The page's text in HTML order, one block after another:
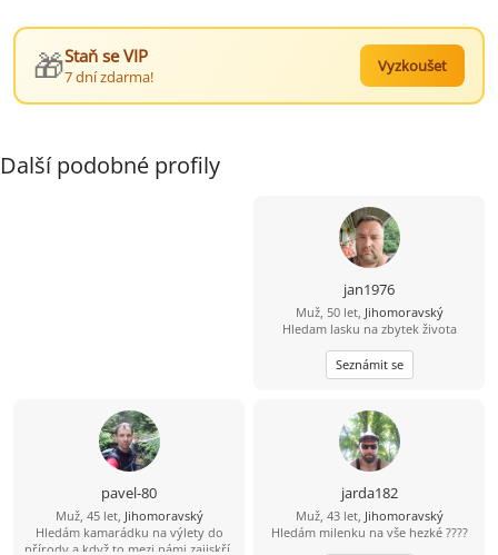
🎁Staň se VIP
7 dní zdarma!
Vyzkoušet
Další podobné profily
jan1976
Muž, 50 let, Jihomoravský
Hledam lasku na zbytek života
Seznámit se
pavel-80
Muž, 45 let, Jihomoravský
Hledám kamarádku na výlety do
přírody a když to mezi námi zajiskří,
jarda182
Muž, 43 let, Jihomoravský
Hledám milenku na vše hezké ????